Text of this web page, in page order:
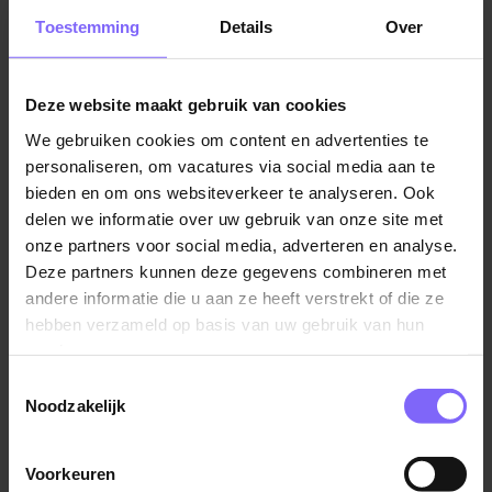
Toestemming Details Over
Deze website maakt gebruik van cookies
We gebruiken cookies om content en advertenties te
personaliseren, om vacatures via social media aan te
bieden en om ons websiteverkeer te analyseren. Ook
delen we informatie over uw gebruik van onze site met
onze partners voor social media, adverteren en analyse.
Deze partners kunnen deze gegevens combineren met
andere informatie die u aan ze heeft verstrekt of die ze
hebben verzameld op basis van uw gebruik van hun
Noodzakelijk
Voorkeuren
Dit mag je van ons verwachten
per maand op basis van een 36-urige werkweek)
(FWG 30)
8% vakantiegeld, 8,33% eindejaarsuitkering en,
indien van toepassing, een
onregelmatigheidstoeslag tussen de 22% en 60%
Een loonsverhoging van 3,5% in juli 2026
Aantrekkelijke extra’s zoals een fietsregeling,
korting op leuke uitjes en activiteiten via Fit & Fun
Werk met betekenis, waarin jij écht het verschil
Voorrang op een betaalbare huurwoning waarvoor
Vacatures Zorg in Limburg |Vacatures in de ouderenzorg
Vergelijkbare vacatures
Zorghulp - Heiveld
MeanderGroep
Landgraaf
Helpende of Verzorgende nachtdienst
Echt